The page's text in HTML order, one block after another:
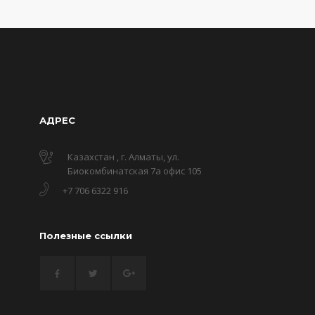
АДРЕС
Казахстан , г. Алматы, ул.
Биокомбинатская 7а офис 105
+7 706 6322 916
Полезные ссылки